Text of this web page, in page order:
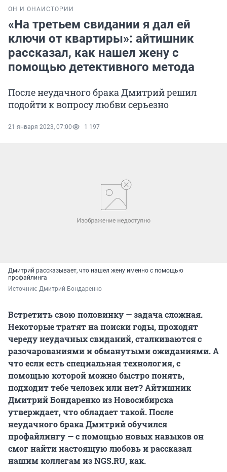
ОН И ОНА ИСТОРИИ
«На третьем свидании я дал ей
ключи от квартиры»: айтишник
рассказал, как нашел жену с
помощью детективного метода
После неудачного брака Дмитрий решил
подойти к вопросу любви серьезно
21 января 2023, 07:00 1 197
Дмитрий рассказывает, что нашел жену именно с помощью
профайлинга
Источник: Дмитрий Бондаренко
Встретить свою половинку — задача сложная.
Некоторые тратят на поиски годы, проходят
череду неудачных свиданий, сталкиваются с
разочарованиями и обманутыми ожиданиями. А
что если есть специальная технология, с
помощью которой можно быстро понять,
подходит тебе человек или нет? Айтишник
Дмитрий Бондаренко из Новосибирска
утверждает, что обладает такой. После
неудачного брака Дмитрий обучился
профайлингу — с помощью новых навыков он
смог найти настоящую любовь и рассказал
нашим коллегам из NGS.RU, как.